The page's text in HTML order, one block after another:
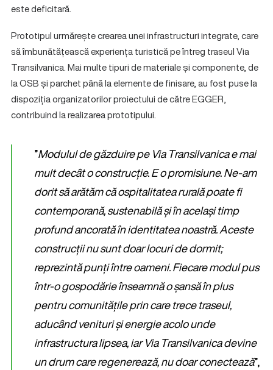
este deficitară.
Prototipul urmărește crearea unei infrastructuri integrate, care
să îmbunătățească experiența turistică pe întreg traseul Via
Transilvanica. Mai multe tipuri de materiale și componente, de
la OSB și parchet până la elemente de finisare, au fost puse la
dispoziția organizatorilor proiectului de către EGGER,
contribuind la realizarea prototipului.
”Modulul de găzduire pe Via Transilvanica e mai
mult decât o construcție. E o promisiune. Ne-am
dorit să arătăm că ospitalitatea rurală poate fi
contemporană, sustenabilă și în același timp
profund ancorată în identitatea noastră. Aceste
construcții nu sunt doar locuri de dormit;
reprezintă punți între oameni. Fiecare modul pus
într-o gospodărie înseamnă o șansă în plus
pentru comunitățile prin care trece traseul,
aducând venituri și energie acolo unde
infrastructura lipsea, iar Via Transilvanica devine
un drum care regenerează, nu doar conectează”,